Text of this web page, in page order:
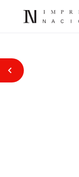
Voltar atrás